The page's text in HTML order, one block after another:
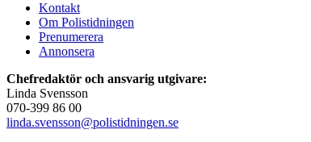
Kontakt
Om Polistidningen
Prenumerera
Annonsera
Chefredaktör och ansvarig utgivare:
Linda Svensson
070-399 86 00
linda.svensson@polistidningen.se